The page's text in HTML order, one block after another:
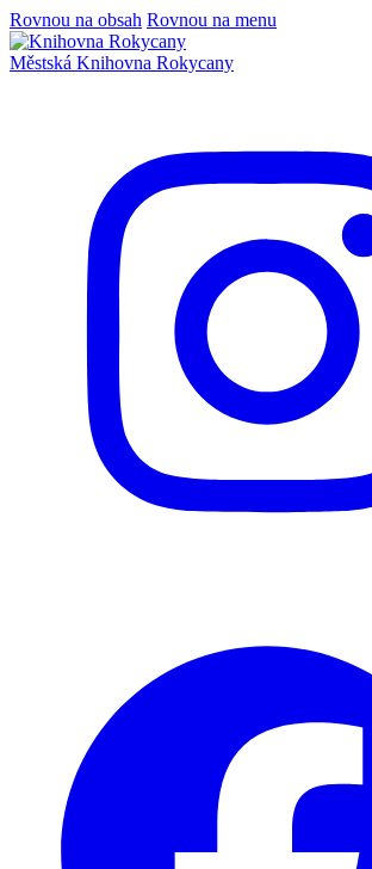
Rovnou na obsah Rovnou na menu
Městská Knihovna Rokycany